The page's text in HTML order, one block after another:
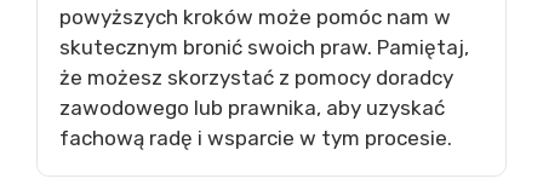
powyższych kroków może pomóc nam w
skutecznym bronić swoich praw. Pamiętaj,
że możesz skorzystać z pomocy doradcy
zawodowego lub prawnika, aby uzyskać
fachową radę i wsparcie w tym procesie.